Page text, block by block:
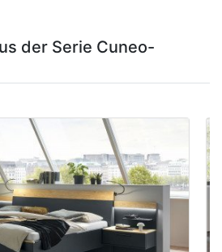
der Serie Cuneo-